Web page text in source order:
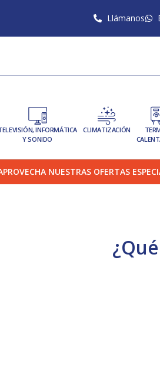
Llámanos
INFORMÁTICA
Y SONIDO
CLIMATIZACIÓN
NUESTRAS OFERTAS